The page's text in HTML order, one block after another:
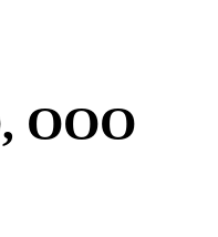
ООО